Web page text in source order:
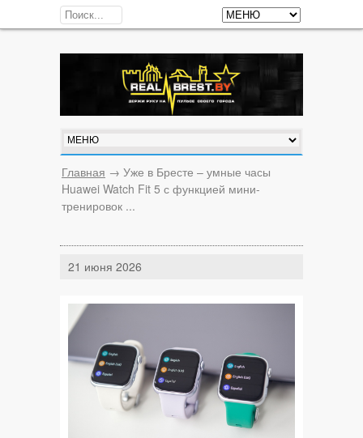
Главная → Уже в Бресте – умные часы
Huawei Watch Fit 5 с функцией мини-
тренировок ...
21 июня 2026